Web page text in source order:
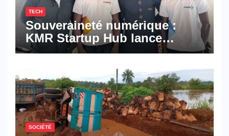
TECH
Souveraineté numérique :
KMR Startup Hub lance
Pyramid Browser et Pyramid
numériques made in
Cameroon
SOCIÉTÉ